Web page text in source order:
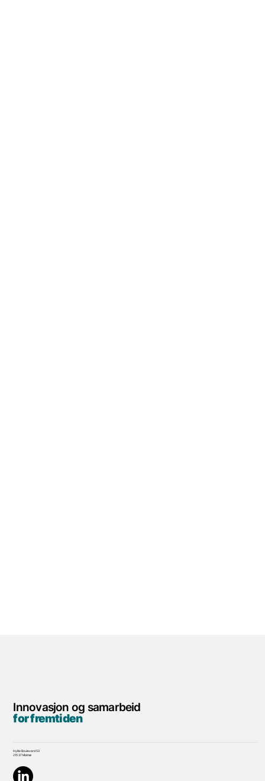
Innovasjon og samarbeid
for fremtiden
Hyllie Boulevard 53
215 37 Malmø